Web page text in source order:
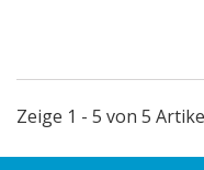
Zeige 1 - 5 von 5